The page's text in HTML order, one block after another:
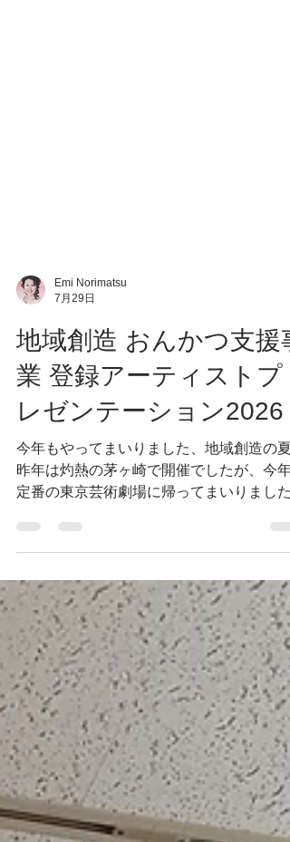
7月29日
地域創造 おんかつ支援
業 登録アーティストプ
レゼンテーション2026
今年もやってまいりました、地域創造の夏
昨年は灼熱の茅ヶ崎で開催でしたが、今年
定番の東京芸術劇場に帰ってまいりました
ン」を行う場でして、普通の演奏会の緊張
とは全く別の緊張感がございます。 共演い
ただくのは安心安定の「長崎トルコライス
チーム(笑)のピアノ新崎誠実さん、パーカ
ションの野尻さん。 今回はプレゼンお初の
プログラムとして、ドビュッシーの歌曲を
ープニングに、新作の朗読＋演奏の日本歌
を演奏させていただきました。ドビュッシ
がお得意な新崎さんと、いつか共演してみ
ーい！と思っていた曲をご一緒出来て、と
ても楽しかったです。 今回のプログラムも
交えつつ、来月また3人で宝くじランチタ